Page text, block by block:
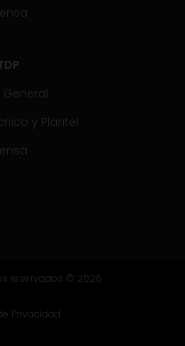
General
y Plantel
reservados © 2026
Privacidad